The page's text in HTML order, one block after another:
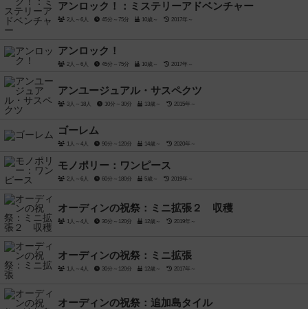
アンロック！：ミステリーアドベンチャー
2人～6人 45分～75分 10歳～ 2017年～
アンロック！
2人～6人 45分～75分 10歳～ 2017年～
アンユージュアル・サスペクツ
3人～18人 10分～30分 13歳～ 2015年～
ゴーレム
1人～4人 90分～120分 14歳～ 2020年～
モノポリー：ワンピース
2人～6人 60分～180分 5歳～ 2019年～
オーディンの祝祭：ミニ拡張２ 収穫
1人～4人 30分～120分 12歳～ 2019年～
オーディンの祝祭：ミニ拡張
1人～4人 30分～120分 12歳～ 2017年～
オーディンの祝祭：追加島タイル